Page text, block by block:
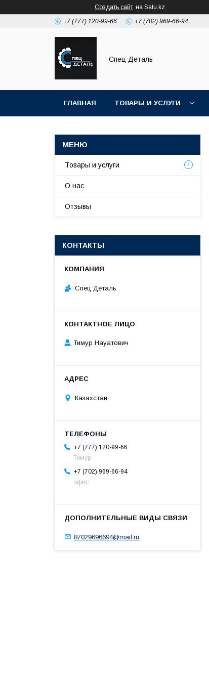
Создать сайт на Satu.kz
+7 (777) 120-99-66 +7 (702) 969-66-94
Спец Деталь
ГЛАВНАЯ ТОВАРЫ И УСЛУГИ
Товары и услуги
О нас
Отзывы
КОНТАКТЫ
Спец Деталь
Тимур Науатович
Казахстан
+7 (777) 120-99-66
Тимур
+7 (702) 969-66-94
офис
87029696694@mail.ru